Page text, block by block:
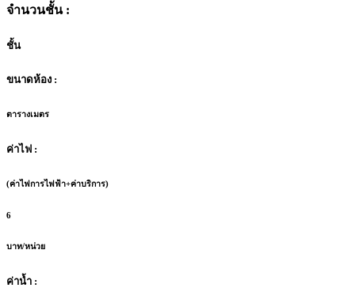
จำนวนชั้น :
ชั้น
ขนาดห้อง :
ตารางเมตร
ค่าไฟ :
(ค่าไฟการไฟฟ้า+ค่าบริการ)
6
บาท/หน่วย
ค่าน้ำ :